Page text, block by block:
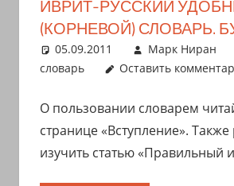
переводом
арабский
иврит
ИВРИТ-РУССКИЙ
05.09.2011 Марк Ниран
словарь
Оставить
О пользовании словарем
странице «Вступление».
изучить статью «Правильный